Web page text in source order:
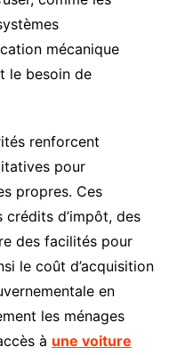
mécanique
le besoin de
renforcent
pour
propres. Ces
crédits d’impôt, des
des facilités pour
le coût d’acquisition
en
les ménages
à une voiture